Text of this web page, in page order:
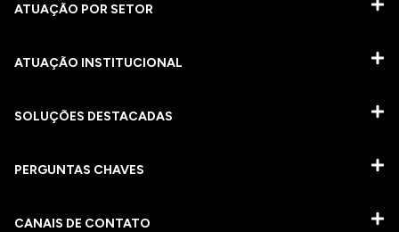
ATUAÇÃO POR SETOR
ATUAÇÃO INSTITUCIONAL
SOLUÇÕES DESTACADAS
PERGUNTAS CHAVES​
CANAIS DE CONTATO